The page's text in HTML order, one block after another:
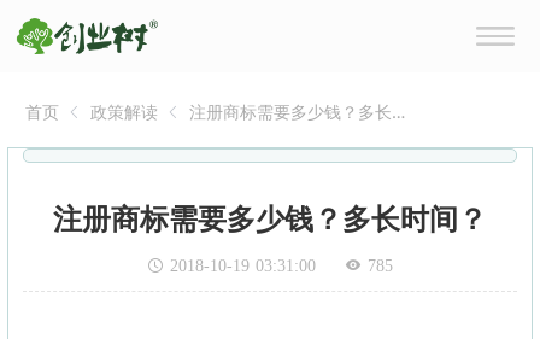
首页 政策解读
注册商标需要多少钱？多长
注册商标需要多少钱？多长时间？
2018-10-19 03:31:00 785